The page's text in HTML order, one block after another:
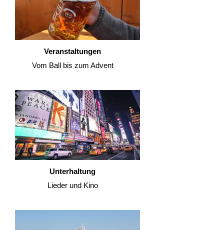
Veranstaltungen
Vom Ball bis zum Advent
Unterhaltung
Lieder und Kino